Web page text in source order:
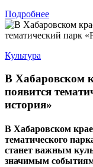
Подробнее
Культура
В Хабаровском
появится
история»
В Хабаровском крае
тематического
станет важным
значимым